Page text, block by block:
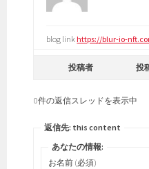
blog link https://blur-io-
投稿者 投
0件の返信スレッドを表示中
返信先: this content
あなたの情報:
お名前 (必須)